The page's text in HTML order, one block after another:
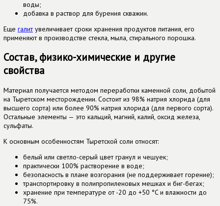
воды;
добавка в раствор для бурения скважин.
Еще галитувеличивает сроки хранения продуктов питания, его
применяют в производстве стекла, мыла, стирального порошка.
Состав, физико-химические и другие
свойства
Материал получается методом переработки каменной соли, добытой
на Тыретском месторождении. Состоит из 98% натрия хлорида (для
высшего сорта) или более 90% натрия хлорида (для первого сорта).
Остальные элементы — это кальций, магний, калий, оксид железа,
сульфаты.
К основным особенностям Тыретской соли относят:
белый или светло-серый цвет гранул и чешуек;
практически 100% растворение в воде;
безопасность в плане возгорания (не поддерживает горение);
транспортировку в полипропиленовых мешках и биг-бегах;
хранение при температуре от -20 до +50 °C и влажности до
75%.